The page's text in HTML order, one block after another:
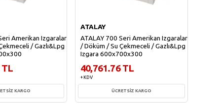
Amerikan Izgaralar
/ Gazlı&Lpg
TL
KARGO
ATALAY
ATALAY 700 Seri Amerikan Izgaralar
/ Döküm / Su Çekmeceli / Gazlı&Lpg
Izgara 600x700x300
40,761.76 TL
+ KDV
ÜCRETSİZ KARGO